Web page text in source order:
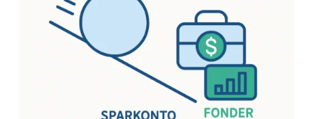
3% ränta på
sparkonton som
Avanza. Lär dig
formeln, exempel
och tips för
maximal
avkastning i ISK.